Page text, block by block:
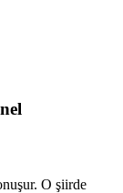
O şiirde